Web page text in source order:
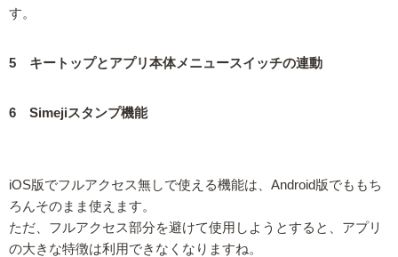
す。
5 キートップとアプリ本体メニュースイッチの連動
6 Simejiスタンプ機能
iOS版でフルアクセス無しで使える機能は、Android版でももち
ろんそのまま使えます。
ただ、フルアクセス部分を避けて使用しようとすると、アプリ
の大きな特徴は利用できなくなりますね。